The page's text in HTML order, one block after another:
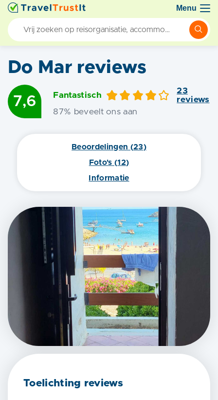
Menu
Do Marreviews
7,6 Fantastisch
23
reviews
87% beveelt ons aan
Beoordelingen (23)
Foto's (12)
Informatie
Toelichting reviews